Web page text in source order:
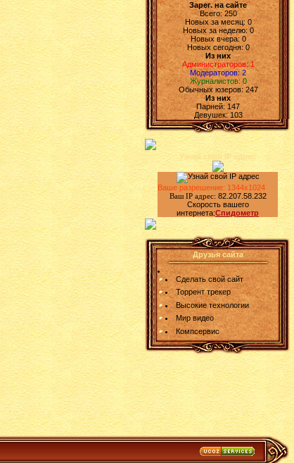
Зарег. на сайте
Всего: 250
Новых за месяц: 0
Новых за неделю: 0
Новых вчера: 0
Новых сегодня: 0
Из них
Администраторов: 1
Модераторов: 2
Журналистов: 0
Обычных юзеров: 247
Из них
Парней: 147
Девушек: 103
Узнай свой IP адрес
Ваше разрешение: 1344x1024
Ваш IP адрес: 82.207.58.232
Скорость вашего
интернета:Спидометр
Друзья сайта
Сделать свой сайт
Торрент трекер
Высокие технологии
Мир видео
Компсервис